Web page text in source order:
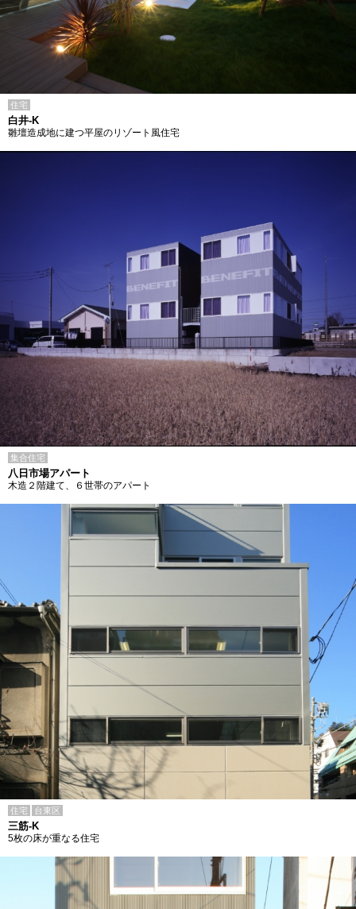
住宅
白井-K
雛壇造成地に建つ平屋のリゾート風住宅
集合住宅
八日市場アパート
木造２階建て、６世帯のアパート
住宅 台東区
三筋-K
5枚の床が重なる住宅